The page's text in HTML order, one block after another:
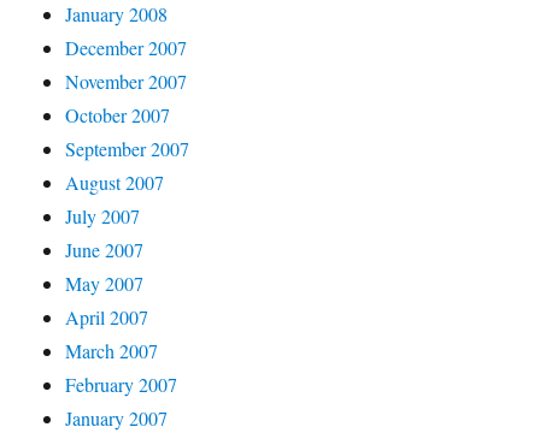
January 2008
December 2007
November 2007
October 2007
September 2007
August 2007
July 2007
June 2007
May 2007
April 2007
March 2007
February 2007
January 2007